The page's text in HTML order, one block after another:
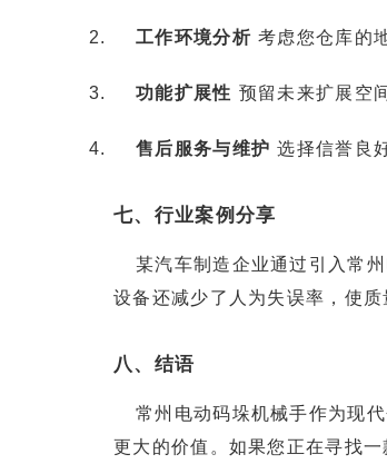
工作环境分析考虑您仓库的
功能扩展性 预留未来扩展空
售后服务与维护 选择信誉良
七、行业案例分享
某汽车制造企业通过引入常
设备还减少了人为失误率，使
八、结语
常州电动码垛机械手作为现
更大的价值。如果您正在寻找